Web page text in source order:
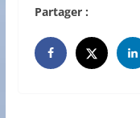
Partager :